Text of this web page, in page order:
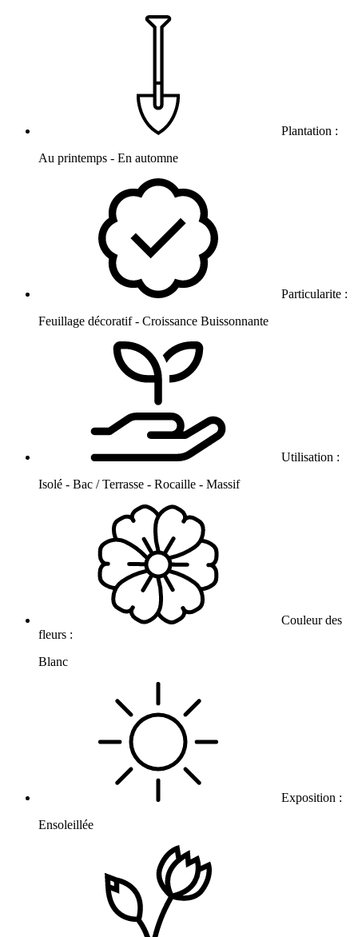
Plantation :
Au printemps - En automne
Particularite :
Feuillage décoratif - Croissance Buissonnante
Utilisation :
Isolé - Bac / Terrasse - Rocaille - Massif
Couleur des
fleurs :
Blanc
Exposition :
Ensoleillée